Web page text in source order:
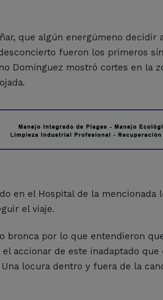
que algún energúmeno
fueron los primeros
Domínguez mostró cortes en la
en el Hospital de la
el viaje.
bronca por lo que entendieron
accionar de este inadaptado
locura dentro y fuera de la